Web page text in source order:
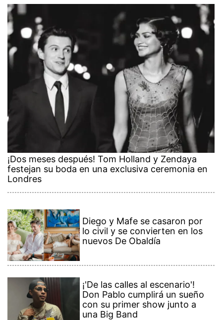
¡Dos meses después! Tom Holland y Zendaya
festejan su boda en una exclusiva ceremonia en
Londres
Diego y Mafe se casaron por
lo civil y se convierten en los
nuevos De Obaldía
¡'De las calles al escenario'!
Don Pablo cumplirá un sueño
con su primer show junto a
una Big Band